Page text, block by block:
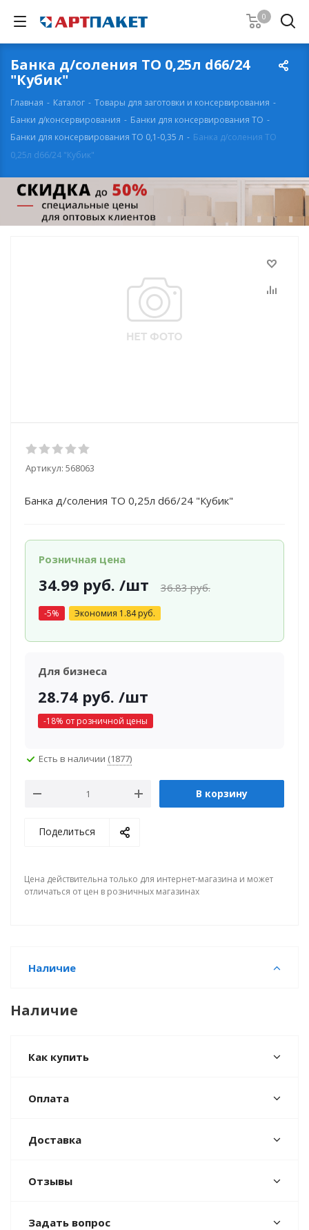
0
Банка д/соления ТО 0,25л d66/24
"Кубик"
Главная - Каталог - Товары для заготовки и консервирования -
Банки д/консервирования - Банки для консервирования ТО -
Банки для консервирования ТО 0,1-0,35 л - Банка д/соления ТО
0,25л d66/24 "Кубик"
Артикул: 568063
Банка д/соления ТО 0,25л d66/24 "Кубик"
Розничная цена
34.99руб. /шт 36.83руб.
-5% Экономия 1.84руб.
Для бизнеса
28.74 руб. /шт
-18% от розничной цены
Есть в наличии (1877)
В корзину
Поделиться
Цена действительна только для интернет-магазина и может
отличаться от цен в розничных магазинах
Наличие
Наличие
Как купить
Оплата
Доставка
Отзывы
Задать вопрос